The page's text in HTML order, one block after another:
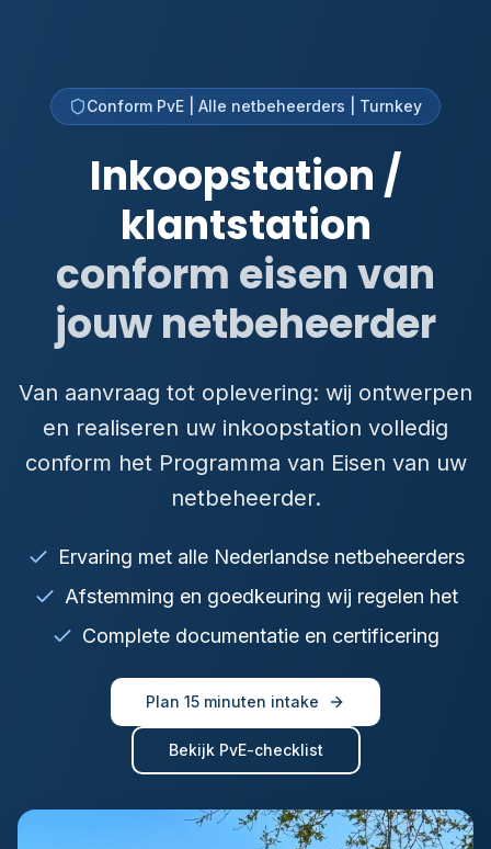
Conform PvE | Alle netbeheerders | Turnkey
Inkoopstation /
klantstation
conform eisen van
jouw netbeheerder
Van aanvraag tot oplevering: wij ontwerpen
en realiseren uw inkoopstation volledig
conform het Programma van Eisen van uw
netbeheerder.
Ervaring met alle Nederlandse netbeheerders
Afstemming en goedkeuring wij regelen het
Complete documentatie en certificering
Plan 15 minuten intake
Bekijk PvE-checklist